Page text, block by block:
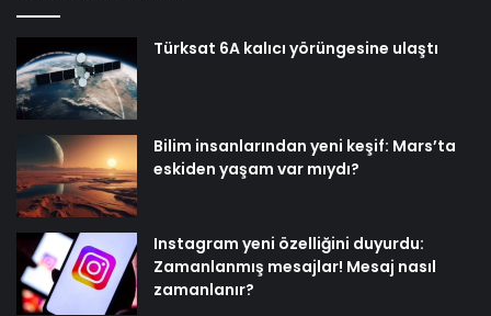
Türksat 6A kalıcı yörüngesine ulaştı
Bilim insanlarından yeni keşif: Mars’ta
eskiden yaşam var mıydı?
Instagram yeni özelliğini duyurdu:
Zamanlanmış mesajlar! Mesaj nasıl
zamanlanır?